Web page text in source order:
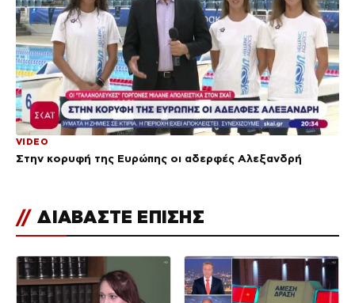
VIDEO
Στην κορυφή της Ευρώπης οι αδερφές Αλεξανδρή
// ΔΙΑΒΑΣΤΕ ΕΠΙΣΗΣ